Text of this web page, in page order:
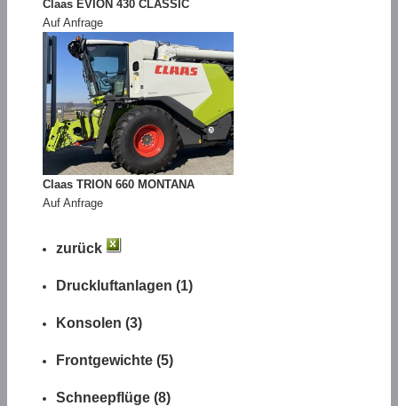
Claas EVION 430 CLASSIC
Auf Anfrage
Claas TRION 660 MONTANA
Auf Anfrage
zurück
Druckluftanlagen (1)
Konsolen (3)
Frontgewichte (5)
Schneepflüge (8)